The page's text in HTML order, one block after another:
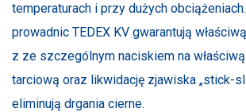
temperaturach i przy dużych
prowadnic TEDEX KV gwarantują
z ze szczególnym naciskiem na
tarciową oraz likwidację zjawiska „stick-
eliminują drgania cierne.